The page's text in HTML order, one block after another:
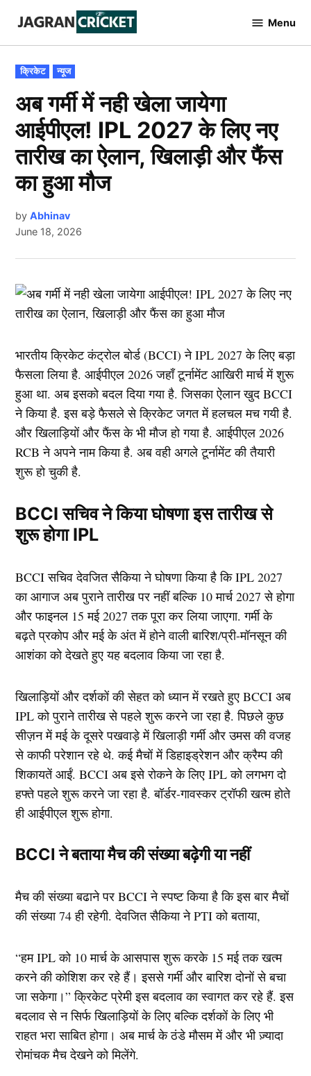
content
Cricket
Menu
POSTED
IN
क्रिकेट न्यूज
अब गर्मी में नही खेला जायेगा
आईपीएल! IPL 2027 के लिए नए
तारीख का ऐलान, खिलाड़ी और फैंस
का हुआ मौज
by Abhinav
June 18, 2026
भारतीय क्रिकेट कंट्रोल बोर्ड (BCCI) ने IPL 2027 के लिए बड़ा
फैसला लिया है. आईपीएल 2026 जहाँ टूर्नामेंट आखिरी मार्च में शुरू
हुआ था. अब इसको बदल दिया गया है. जिसका ऐलान खुद BCCI
ने किया है. इस बड़े फैसले से क्रिकेट जगत में हलचल मच गयी है.
और खिलाड़ियों और फैंस के भी मौज हो गया है. आईपीएल 2026
RCB ने अपने नाम किया है. अब वही अगले टूर्नामेंट की तैयारी
शुरू हो चुकी है.
BCCI सचिव ने किया घोषणा इस तारीख से
शुरू होगा IPL
BCCI सचिव देवजित सैकिया ने घोषणा किया है कि IPL 2027
का आगाज अब पुराने तारीख पर नहीं बल्कि 10 मार्च 2027 से होगा
और फाइनल 15 मई 2027 तक पूरा कर लिया जाएगा. गर्मी के
बढ़ते प्रकोप और मई के अंत में होने वाली बारिश/प्री-मॉनसून की
आशंका को देखते हुए यह बदलाव किया जा रहा है.
खिलाड़ियों और दर्शकों की सेहत को ध्यान में रखते हुए BCCI अब
IPL को पुराने तारीख से पहले शुरू करने जा रहा है. पिछले कुछ
सीज़न में मई के दूसरे पखवाड़े में खिलाड़ी गर्मी और उमस की वजह
से काफी परेशान रहे थे. कई मैचों में डिहाइड्रेशन और क्रैम्प की
शिकायतें आईं. BCCI अब इसे रोकने के लिए IPL को लगभग दो
हफ्ते पहले शुरू करने जा रहा है. बॉर्डर-गावस्कर ट्रॉफी खत्म होते
ही आईपीएल शुरू होगा.
BCCI ने बताया मैच की संख्या बढ़ेगी या नहीं
मैच की संख्या बढाने पर BCCI ने स्पष्ट किया है कि इस बार मैचों
की संख्या 74 ही रहेगी. देवजित सैकिया ने PTI को बताया,
“हम IPL को 10 मार्च के आसपास शुरू करके 15 मई तक खत्म
करने की कोशिश कर रहे हैं। इससे गर्मी और बारिश दोनों से बचा
जा सकेगा।” क्रिकेट प्रेमी इस बदलाव का स्वागत कर रहे हैं. इस
बदलाव से न सिर्फ खिलाड़ियों के लिए बल्कि दर्शकों के लिए भी
राहत भरा साबित होगा। अब मार्च के ठंडे मौसम में और भी ज़्यादा
रोमांचक मैच देखने को मिलेंगे.